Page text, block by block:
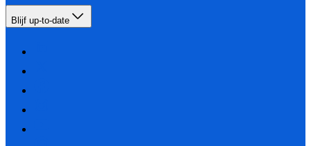
Blijf up-to-date